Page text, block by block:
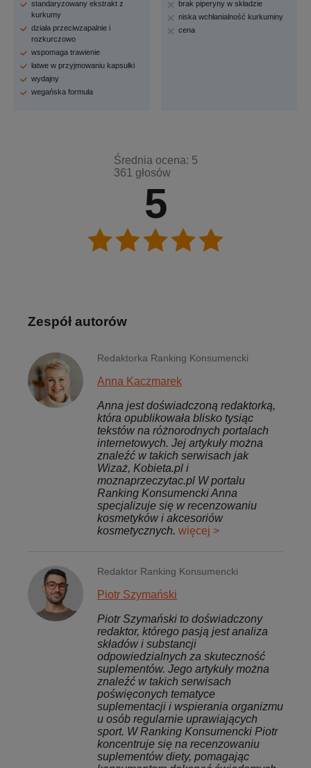
standaryzowany ekstrakt z
kurkumy
działa przeciwzapalnie i
rozkurczowo
wspomaga trawienie
łatwe w przyjmowaniu kapsułki
wydajny
wegańska formuła
brak piperyny w składzie
niska wchłanialność kurkuminy
cena
5
Średnia ocena: 5
361 głosów
Zespół autorów
Redaktorka Ranking Konsumencki
Anna Kaczmarek
Anna jest doświadczoną redaktorką,
która opublikowała blisko tysiąc
tekstów na różnorodnych portalach
internetowych. Jej artykuły można
znaleźć w takich serwisach jak
Wizaż, Kobieta.pl i
moznaprzeczytac.pl W portalu
Ranking Konsumencki Anna
specjalizuje się w recenzowaniu
kosmetyków i akcesoriów
kosmetycznych. więcej >
Redaktor Ranking Konsumencki
Piotr Szymański
Piotr Szymański to doświadczony
redaktor, którego pasją jest analiza
składów i substancji
odpowiedzialnych za skuteczność
suplementów. Jego artykuły można
znaleźć w takich serwisach
poświęconych tematyce
suplementacji i wspierania organizmu
u osób regularnie uprawiających
sport. W Ranking Konsumencki Piotr
koncentruje się na recenzowaniu
suplementów diety, pomagając